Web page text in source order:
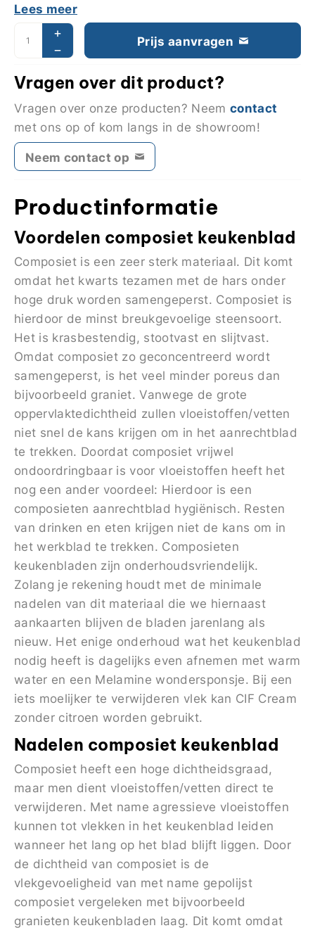
Lees meer
Prijs aanvragen
Vragen over dit product?
Vragen over onze producten? Neem contact
met ons op of kom langs in de showroom!
Neem contact op
Productinformatie
Voordelen composiet keukenblad
Composiet is een zeer sterk materiaal. Dit komt
omdat het kwarts tezamen met de hars onder
hoge druk worden samengeperst. Composiet is
hierdoor de minst breukgevoelige steensoort.
Het is krasbestendig, stootvast en slijtvast.
Omdat composiet zo geconcentreerd wordt
samengeperst, is het veel minder poreus dan
bijvoorbeeld graniet. Vanwege de grote
oppervlaktedichtheid zullen vloeistoffen/vetten
niet snel de kans krijgen om in het aanrechtblad
te trekken. Doordat composiet vrijwel
ondoordringbaar is voor vloeistoffen heeft het
nog een ander voordeel: Hierdoor is een
composieten aanrechtblad hygiënisch. Resten
van drinken en eten krijgen niet de kans om in
het werkblad te trekken. Composieten
keukenbladen zijn onderhoudsvriendelijk.
Zolang je rekening houdt met de minimale
nadelen van dit materiaal die we hiernaast
aankaarten blijven de bladen jarenlang als
nieuw. Het enige onderhoud wat het keukenblad
nodig heeft is dagelijks even afnemen met warm
water en een Melamine wondersponsje. Bij een
iets moelijker te verwijderen vlek kan CIF Cream
zonder citroen worden gebruikt.
Nadelen composiet keukenblad
Composiet heeft een hoge dichtheidsgraad,
maar men dient vloeistoffen/vetten direct te
verwijderen. Met name agressieve vloeistoffen
kunnen tot vlekken in het keukenblad leiden
wanneer het lang op het blad blijft liggen. Door
de dichtheid van composiet is de
vlekgevoeligheid van met name gepolijst
composiet vergeleken met bijvoorbeeld
granieten keukenbladen laag. Dit komt omdat